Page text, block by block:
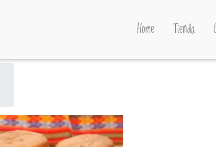
Home Tienda